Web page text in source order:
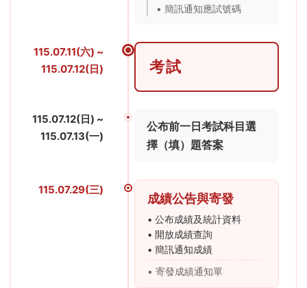
• 簡訊通知應試號碼
115.07.11(六) ~
115.07.12(日)
考試
115.07.12(日) ~
115.07.13(一)
公布前一日考試科目選
擇（填）題答案
115.07.29(三)
成績公告與寄發
• 公布成績及統計資料
• 開放成績查詢
• 簡訊通知成績
• 寄發成績通知單